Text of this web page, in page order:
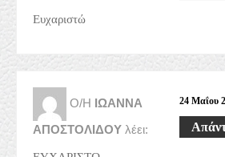
Ευχαριστώ
Ο/Η ΙΩΑΝΝΑ
ΑΠΟΣΤΟΛΙΔΟΥ λέει:
24 Μαΐου